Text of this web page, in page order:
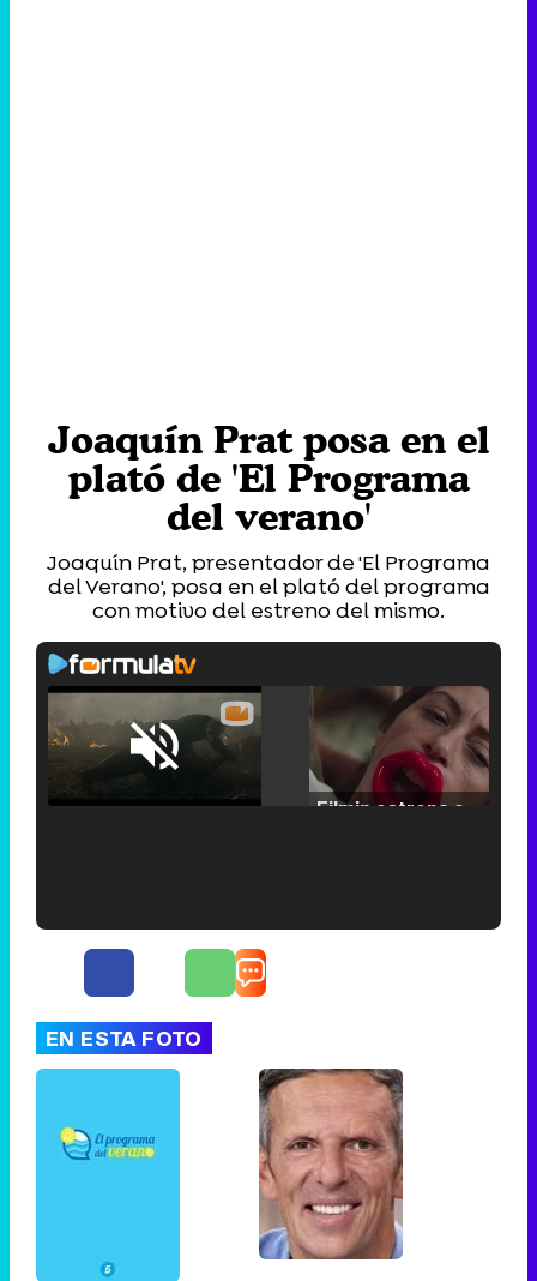
Joaquín Prat posa en el
plató de 'El Programa
del verano'
Joaquín Prat, presentador de 'El Programa
del Verano', posa en el plató del programa
con motivo del estreno del mismo.
/
Loaded
29.30%
EN ESTA FOTO